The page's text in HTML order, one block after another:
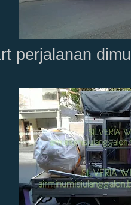
perjalanan